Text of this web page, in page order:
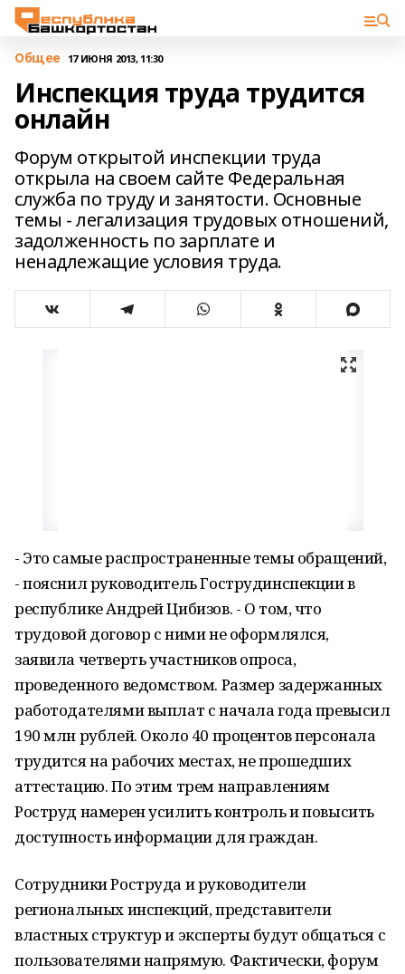
Общее 17 ИЮНЯ 2013, 11:30
Инспекция труда трудится
онлайн
Форум открытой инспекции труда
открыла на своем сайте Федеральная
служба по труду и занятости. Основные
темы - легализация трудовых отношений,
задолженность по зарплате и
ненадлежащие условия труда.
- Это самые распространенные темы обращений,
- пояснил руководитель Гострудинспекции в
республике Андрей Цибизов. - О том, что
трудовой договор с ними не оформлялся,
заявила четверть участников опроса,
проведенного ведомством. Размер задержанных
работодателями выплат с начала года превысил
190 млн рублей. Около 40 процентов персонала
трудится на рабочих местах, не прошедших
аттестацию. По этим трем направлениям
Роструд намерен усилить контроль и повысить
доступность информации для граждан.
Сотрудники Роструда и руководители
региональных инспекций, представители
властных структур и эксперты будут общаться с
пользователями напрямую. Фактически, форум